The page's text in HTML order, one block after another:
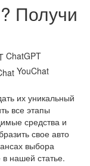
Получи
ChatGPT
YouChat
их уникальный
все этапы
средства и
свое авто
выбора
в нашей статье.